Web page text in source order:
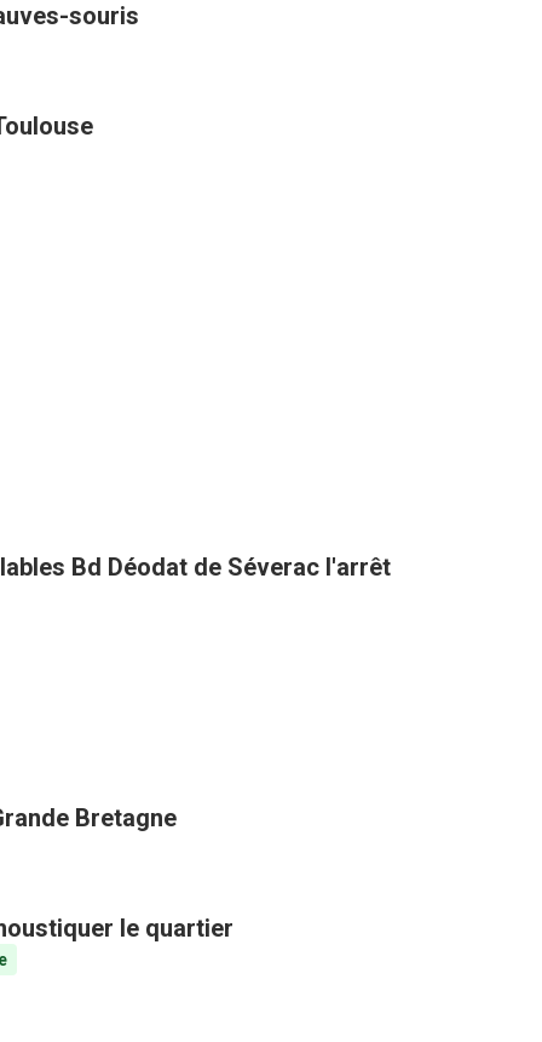
souris
Bd Déodat de Séverac l'arrêt
Bretagne
le quartier